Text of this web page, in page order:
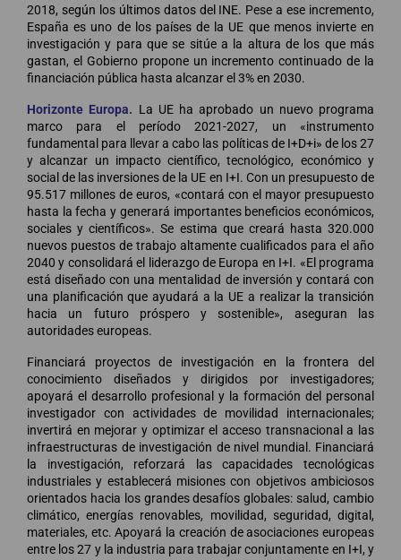
2018, según los últimos datos del INE. Pese a ese incremento,
España es uno de los países de la UE que menos invierte en
investigación y para que se sitúe a la altura de los que más
gastan, el Gobierno propone un incremento continuado de la
financiación pública hasta alcanzar el 3% en 2030.
Horizonte Europa. La UE ha aprobado un nuevo programa
marco para el período 2021-2027, un «instrumento
fundamental para llevar a cabo las políticas de I+D+i» de los 27
y alcanzar un impacto científico, tecnológico, económico y
social de las inversiones de la UE en I+I. Con un presupuesto de
95.517 millones de euros, «contará con el mayor presupuesto
hasta la fecha y generará importantes beneficios económicos,
sociales y científicos». Se estima que creará hasta 320.000
nuevos puestos de trabajo altamente cualificados para el año
2040 y consolidará el liderazgo de Europa en I+I. «El programa
está diseñado con una mentalidad de inversión y contará con
una planificación que ayudará a la UE a realizar la transición
hacia un futuro próspero y sostenible», aseguran las
autoridades europeas.
Financiará proyectos de investigación en la frontera del
conocimiento diseñados y dirigidos por investigadores;
apoyará el desarrollo profesional y la formación del personal
investigador con actividades de movilidad internacionales;
invertirá en mejorar y optimizar el acceso transnacional a las
infraestructuras de investigación de nivel mundial. Financiará
la investigación, reforzará las capacidades tecnológicas
industriales y establecerá misiones con objetivos ambiciosos
orientados hacia los grandes desafíos globales: salud, cambio
climático, energías renovables, movilidad, seguridad, digital,
materiales, etc. Apoyará la creación de asociaciones europeas
entre los 27 y la industria para trabajar conjuntamente en I+I, y